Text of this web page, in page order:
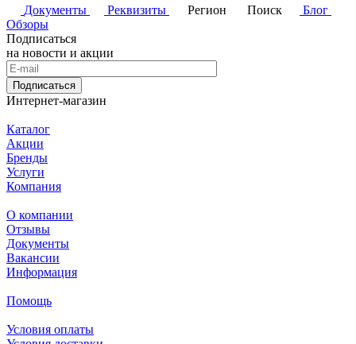
Документы
Реквизиты Регион Поиск
Блог
Обзоры
Подписаться
на новости и акции
Подписаться
Интернет-магазин
Каталог
Акции
Бренды
Услуги
Компания
О компании
Отзывы
Документы
Вакансии
Информация
Помощь
Условия оплаты